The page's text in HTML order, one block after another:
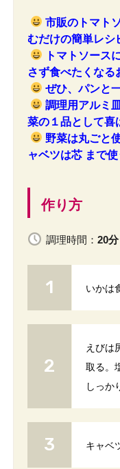
市販のトマト
むだけの簡単レシ
トマトソース
さず食べたくなる
ぜひ、パンと
調理用アルミ
菜の１品として喜
野菜は丸ごと
ャベツは芯 まで
作り方
調理時間： 20分
いかは
えびは
取る。
しっか
キャベ